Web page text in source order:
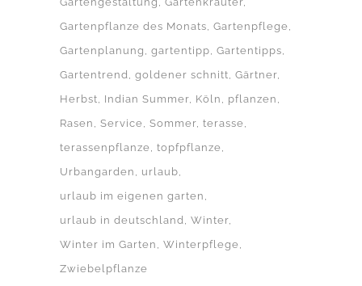
Gartenpflanze des Monats Gartenpflege
Gartenplanung
gartentipp Gartentipps
Gartentrend goldener schnitt Gärtner
Herbst
Indian Summer Köln
pflanzen
Rasen
Service Sommer terasse
terassenpflanze topfpflanze
Urbangarden
urlaub
urlaub im eigenen garten
urlaub in deutschland Winter
Winter im Garten
Winterpflege
Zwiebelpflanze